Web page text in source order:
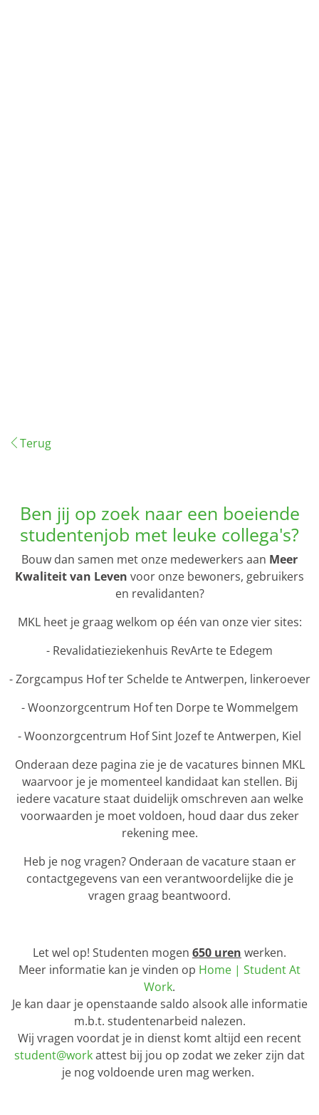
Terug
Ben jij op zoek naar een boeiende
studentenjob met leuke collega's?
Bouw dan samen met onze medewerkers aan Meer
Kwaliteit van Leven voor onze bewoners, gebruikers
en revalidanten?
MKL heet je graag welkom op één van onze vier sites:
- Revalidatieziekenhuis RevArte te Edegem
- Zorgcampus Hof ter Schelde te Antwerpen, linkeroever
- Woonzorgcentrum Hof ten Dorpe te Wommelgem
- Woonzorgcentrum Hof Sint Jozef te Antwerpen, Kiel
Onderaan deze pagina zie je de vacatures binnen MKL
waarvoor je je momenteel kandidaat kan stellen. Bij
iedere vacature staat duidelijk omschreven aan welke
voorwaarden je moet voldoen, houd daar dus zeker
rekening mee.
Heb je nog vragen? Onderaan de vacature staan er
contactgegevens van een verantwoordelijke die je
vragen graag beantwoord.
Let wel op! Studenten mogen 650 uren werken.
Meer informatie kan je vinden op Home | Student At
Work.
Je kan daar je openstaande saldo alsook alle informatie
m.b.t. studentenarbeid nalezen.
Wij vragen voordat je in dienst komt altijd een recent
student@workattest bij jou op zodat we zeker zijn dat
je nog voldoende uren mag werken.